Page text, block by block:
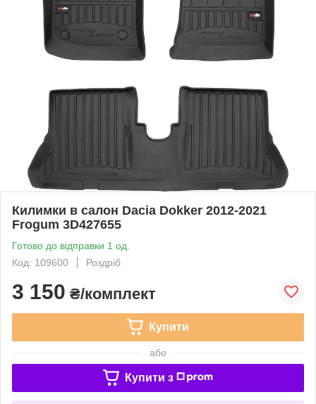
Килимки в салон Dacia Dokker 2012-2021
Frogum 3D427655
Готово до відправки 1 од.
Код: 109600
Роздріб
3 150 ₴/комплект
Купити
або
Купити з